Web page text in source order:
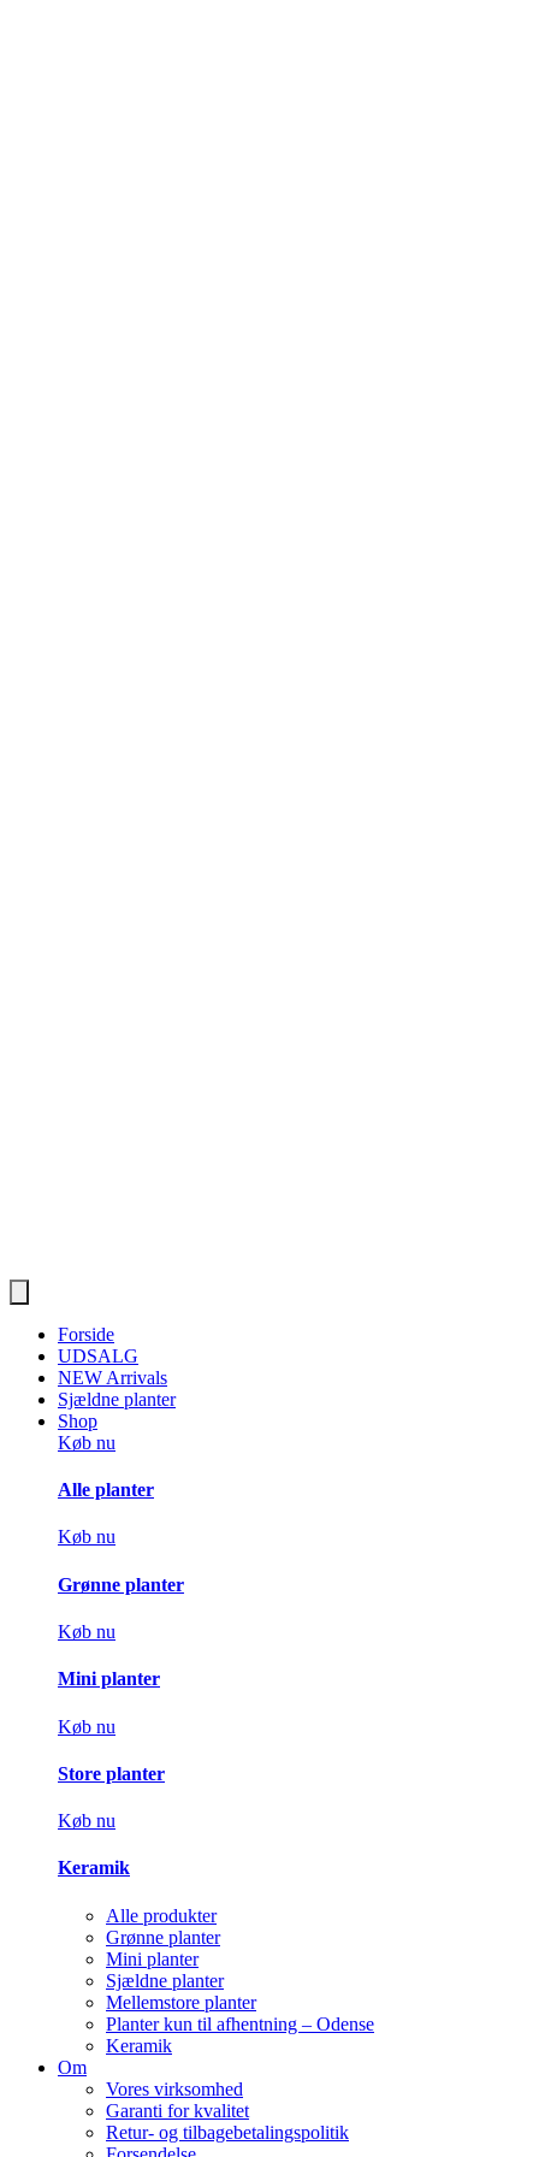
Forside
UDSALG
NEW Arrivals
Sjældne planter
Shop
Køb nu
Alle planter
Køb nu
Grønne planter
Køb nu
Mini planter
Køb nu
Store planter
Køb nu
Keramik
Alle produkter
Grønne planter
Mini planter
Sjældne planter
Mellemstore planter
Planter kun til afhentning – Odense
Keramik
Om
Vores virksomhed
Garanti for kvalitet
Retur- og tilbagebetalingspolitik